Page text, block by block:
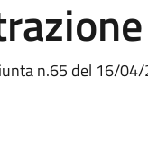
n.65 del 16/